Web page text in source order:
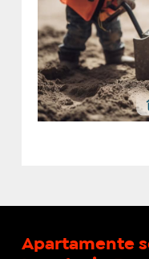
Apartamente